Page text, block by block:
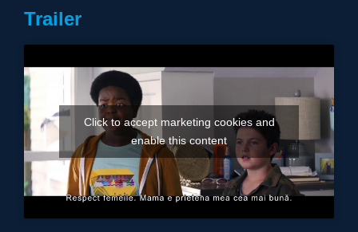
Trailer
Click to accept marketing cookies and
enable this content